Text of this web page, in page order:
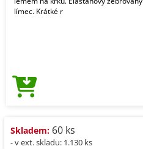
límec. Krátké r
Skladem: 60 ks
- v ext. skladu: 1.130 ks